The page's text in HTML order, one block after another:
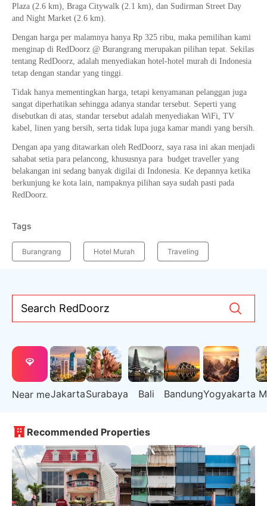
Plaza (2.6 km), Braga Citywalk (2.1 km), dan Sudirman Street Day
and Night Market (2.6 km).
Dengan harga per malamnya hanya Rp 325 ribu, maka pemilihan kami
menginap di RedDoorz @ Burangrang merupakan pilihan tepat. Sekilas
tentang RedDoorz, adalah menyediakan hotel-hotel murah di Indonesia
tetap dengan standar yang tinggi.
Tidak hanya mementingkan harga, tetapi kenyamanan pelanggan juga
sangat diperhatikan sehingga adanya standar tersebut. Seperti yang
disebutkan di atas, standar tersebut adalah menyediakan WiFi, TV
kabel, linen yang bersih, serta tidak lupa juga kamar mandi yang bersih.
Dengan apa yang ditawarkan oleh RedDoorz, saya rasa ini akan menjadi
sahabat setia para pelancong, khususnya para budget traveller yang
belakangan ini sedang banyak digilai di Indonesia. Ke depannya ketika
berkunjung ke kota lain, nampaknya pilihan saya sudah pasti pada
RedDoorz.
Tags
Burangrang Hotel Murah Traveling
Search RedDoorz
Near meJakartaSurabaya Bali BandungYogyakarta
Recommended Properties